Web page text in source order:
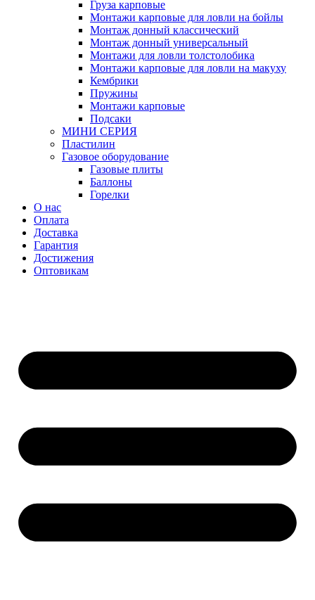
Груза карповые
Монтажи карповые для ловли на бойлы
Монтаж донный классический
Монтаж донный универсальный
Монтажи для ловли толстолобика
Монтажи карповые для ловли на макуху
Кембрики
Пружины
Монтажи карповые
Подсаки
МИНИ СЕРИЯ
Пластилин
Газовое оборудование
Газовые плиты
Баллоны
Горелки
О нас
Оплата
Доставка
Гарантия
Достижения
Оптовикам